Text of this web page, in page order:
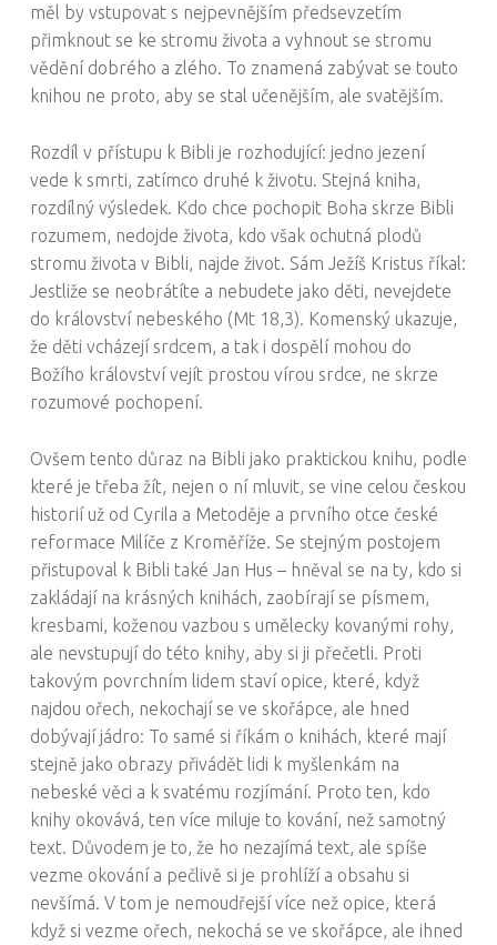
měl by vstupovat s nejpevnějším předsevzetím
přimknout se ke stromu života a vyhnout se stromu
vědění dobrého a zlého. To znamená zabývat se touto
knihou ne proto, aby se stal učenějším, ale svatějším.
Rozdíl v přístupu k Bibli je rozhodující: jedno jezení
vede k smrti, zatímco druhé k životu. Stejná kniha,
rozdílný výsledek. Kdo chce pochopit Boha skrze Bibli
rozumem, nedojde života, kdo však ochutná plodů
stromu života v Bibli, najde život. Sám Ježíš Kristus říkal:
Jestliže se neobrátíte a nebudete jako děti, nevejdete
do království nebeského (Mt 18,3). Komenský ukazuje,
že děti vcházejí srdcem, a tak i dospělí mohou do
Božího království vejít prostou vírou srdce, ne skrze
rozumové pochopení.
Ovšem tento důraz na Bibli jako praktickou knihu, podle
které je třeba žít, nejen o ní mluvit, se vine celou českou
historií už od Cyrila a Metoděje a prvního otce české
reformace Milíče z Kroměříže. Se stejným postojem
přistupoval k Bibli také Jan Hus – hněval se na ty, kdo si
zakládají na krásných knihách, zaobírají se písmem,
kresbami, koženou vazbou s umělecky kovanými rohy,
ale nevstupují do této knihy, aby si ji přečetli. Proti
takovým povrchním lidem staví opice, které, když
najdou ořech, nekochají se ve skořápce, ale hned
dobývají jádro: To samé si říkám o knihách, které mají
stejně jako obrazy přivádět lidi k myšlenkám na
nebeské věci a k svatému rozjímání. Proto ten, kdo
knihy okovává, ten více miluje to kování, než samotný
text. Důvodem je to, že ho nezajímá text, ale spíše
vezme okování a pečlivě si je prohlíží a obsahu si
nevšímá. V tom je nemoudřejší více než opice, která
když si vezme ořech, nekochá se ve skořápce, ale ihned